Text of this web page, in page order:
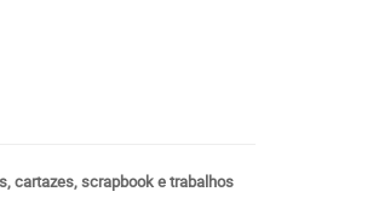
cartazes, scrapbook e trabalhos